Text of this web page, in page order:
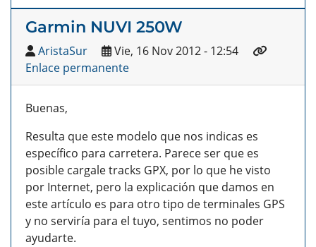
Garmin NUVI 250W
AristaSur
Vie, 16 Nov 2012 - 12:54
Enlace permanente
Buenas,
Resulta que este modelo que nos indicas es
específico para carretera. Parece ser que es
posible cargale tracks GPX, por lo que he visto
por Internet, pero la explicación que damos en
este artículo es para otro tipo de terminales GPS
y no serviría para el tuyo, sentimos no poder
ayudarte.